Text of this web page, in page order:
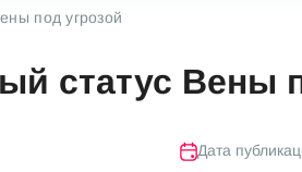
под угрозой
статус Вены
Дата